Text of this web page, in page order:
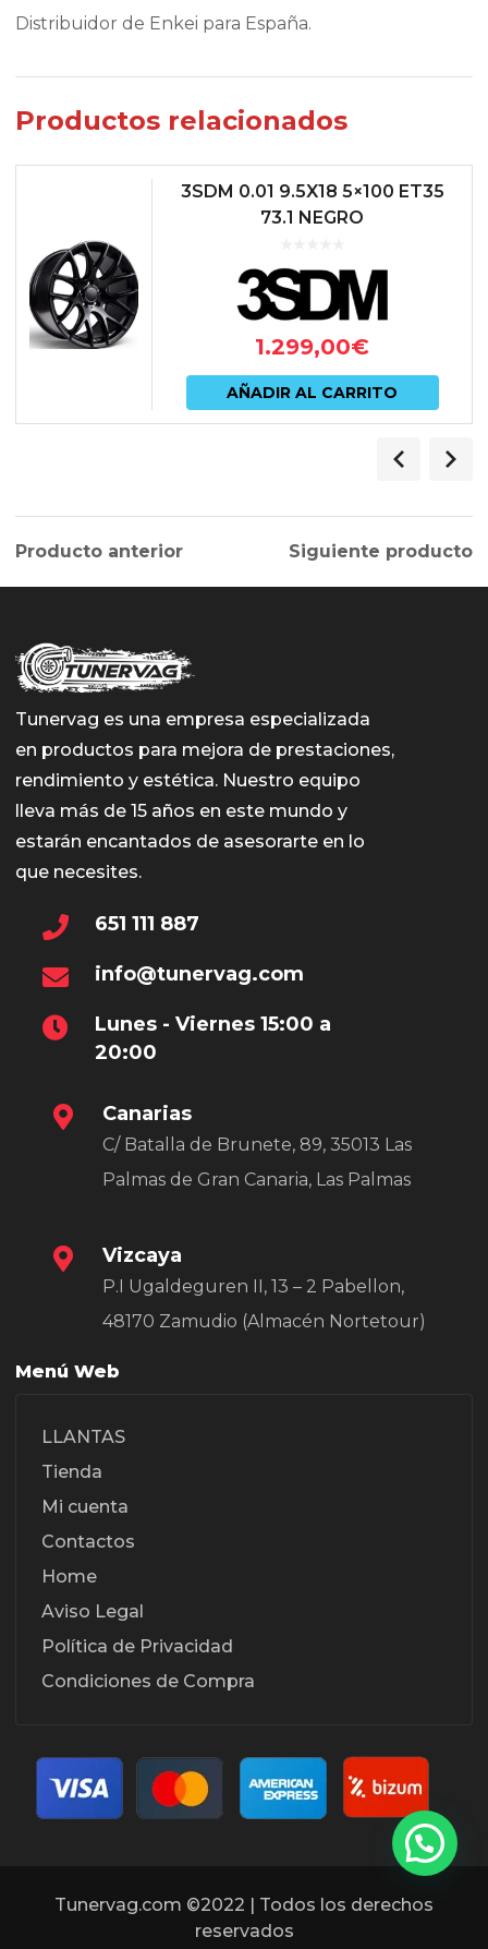
Distribuidor de Enkei para España.
Productos relacionados
3SDM 0.01 9.5X18 5×100 ET35
73.1 NEGRO
1.299,00€
AÑADIR AL CARRITO
Producto anterior Siguiente producto
Tunervag es una empresa especializada
en productos para mejora de prestaciones,
rendimiento y estética. Nuestro equipo
lleva más de 15 años en este mundo y
estarán encantados de asesorarte en lo
que necesites.
651 111 887
info@tunervag.com
Lunes - Viernes 15:00 a
20:00
Canarias
C/ Batalla de Brunete, 89, 35013 Las
Palmas de Gran Canaria, Las Palmas
Vizcaya
P.I Ugaldeguren II, 13 – 2 Pabellon,
48170 Zamudio (Almacén Nortetour)
Menú Web
LLANTAS
Tienda
Mi cuenta
Contactos
Home
Aviso Legal
Política de Privacidad
Condiciones de Compra
Tunervag.com ©2022 | Todos los derechos
reservados